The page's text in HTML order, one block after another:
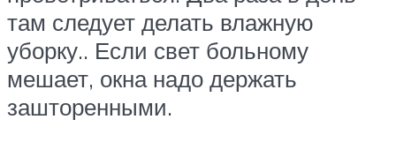
там следует делать влажную
уборку.. Если свет больному
мешает, окна надо держать
зашторенными.